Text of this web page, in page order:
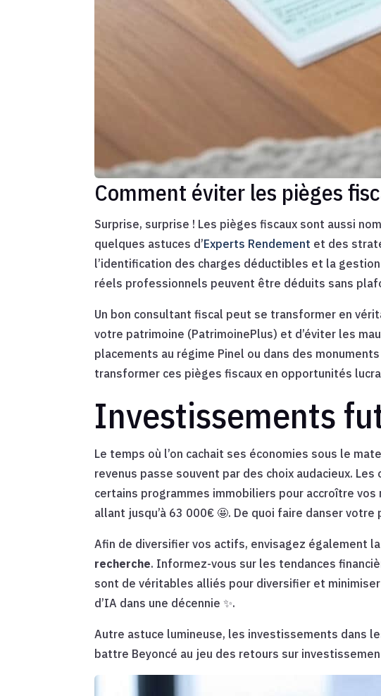
Comment éviter les pièges
Surprise, surprise ! Les pièges fiscaux sont aussi
quelques astuces d’Experts Rendement et des
l’identification des charges déductibles et la
réels professionnels peuvent être déduits sans
Un bon consultant fiscal peut se transformer en
votre patrimoine (PatrimoinePlus) et d’éviter les
placements au régime Pinel ou dans des
transformer ces pièges fiscaux en opportunités
Investissements
Le temps où l’on cachait ses économies sous le
revenus passe souvent par des choix audacieux.
certains programmes immobiliers pour accroître
allant jusqu’à 63 000€ 🤩. De quoi faire danser
Afin de diversifier vos actifs, envisagez également
recherche. Informez-vous sur les tendances
sont de véritables alliés pour diversifier et
d’IA dans une décennie ✨.
Autre astuce lumineuse, les investissements dans
battre Beyoncé au jeu des retours sur